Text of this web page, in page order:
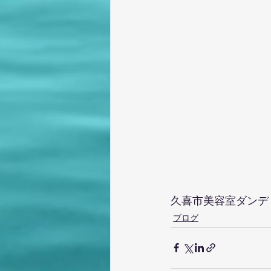
久喜市美容室ダン
ブログ